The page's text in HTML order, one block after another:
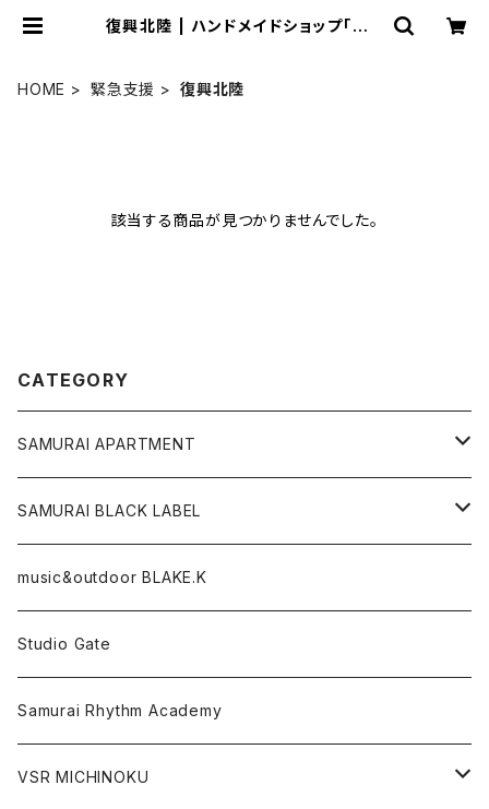
復興北陸 | ハンドメイドショップ「サム
HOME 緊急支援 復興北陸
該当する商品が見つかりませんでした。
CATEGORY
SAMURAI APARTMENT
CD,DVD,DLカード
Tシャツ
スマフォケース
Gate関連グッツ
前掛け
SAMURAI BLACK LABEL
パーカー
Tシャツ
アクリルキーホルダー
music&outdoor BLAKE.K
Studio Gate
Samurai Rhythm Academy
VSR MICHINOKU